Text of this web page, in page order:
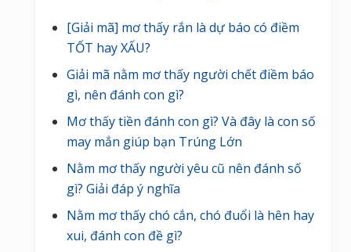
[Giải mã] mơ thấy rắn là dự báo có điềm
TỐT hay XẤU?
Giải mã nằm mơ thấy người chết điềm báo
gì, nên đánh con gì?
Mơ thấy tiền đánh con gì? Và đây là con số
may mắn giúp bạn Trúng Lớn
Nằm mơ thấy người yêu cũ nên đánh số
gì? Giải đáp ý nghĩa
Nằm mơ thấy chó cắn, chó đuổi là hên hay
xui, đánh con đề gì?